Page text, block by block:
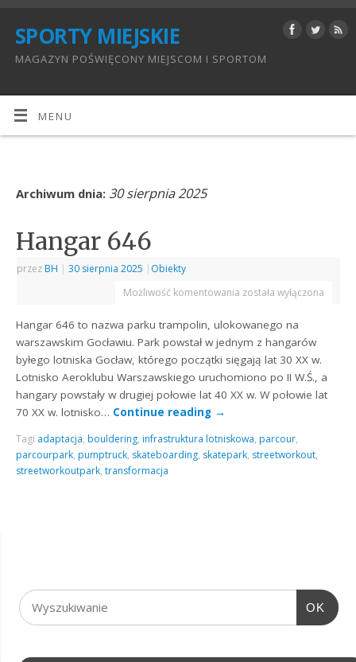
SPORTY MIEJSKIE
MAGAZYN POŚWIĘCONY MIEJSCOM I SPORTOM
MENU
Archiwum dnia: 30 sierpnia 2025
Hangar 646
przez BH | 30 sierpnia 2025 | Obiekty
Możliwość komentowania została wyłączona
Hangar 646 to nazwa parku trampolin, ulokowanego na
warszawskim Gocławiu. Park powstał w jednym z hangarów
byłego lotniska Gocław, którego początki sięgają lat 30 XX w.
Lotnisko Aeroklubu Warszawskiego uruchomiono po II W.Ś., a
hangary powstały w drugiej połowie lat 40 XX w. W połowie lat
70 XX w. lotnisko… Continue reading →
Tagi adaptacja, bouldering, infrastruktura lotniskowa, parcour,
parcourpark, pumptruck, skateboarding, skatepark, streetworkout,
streetworkoutpark,transformacja
OK